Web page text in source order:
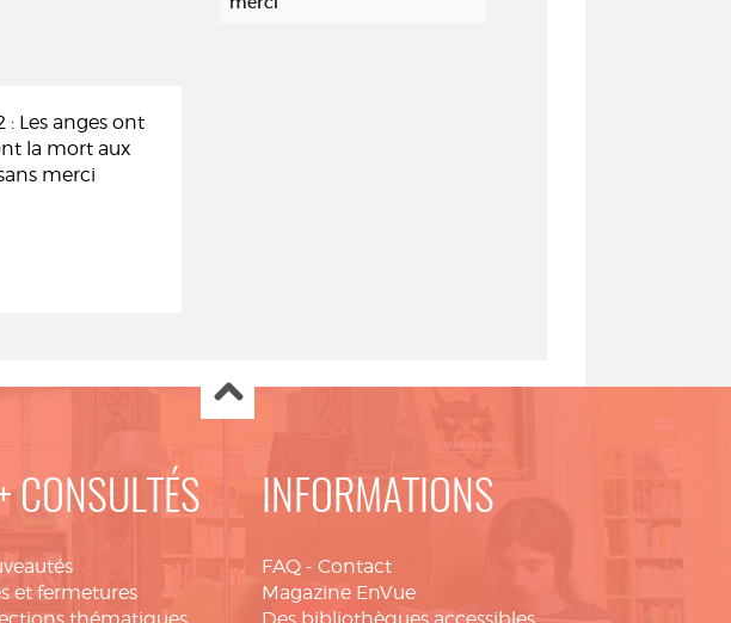
: Les anges ont
la mort aux
merci
CONSULTÉS
et fermetures
INFORMATIONS
FAQ - Contact
Magazine EnVue